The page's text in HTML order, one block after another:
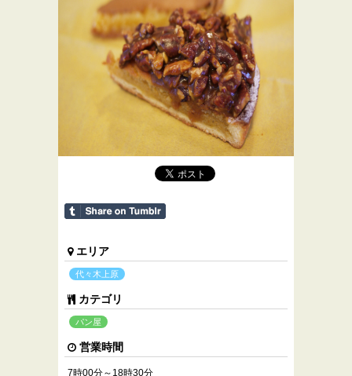
エリア
代々木上原
カテゴリ
パン屋
営業時間
7時00分～18時30分